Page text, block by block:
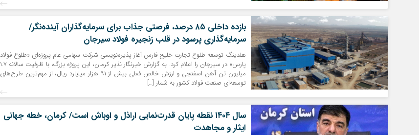
بازده داخلی ۸۵ درصد، فرصتی جذاب برای سرمایه‌گذاران آینده‌نگر/
سرمایه‌گذاری پرسود در قلب زنجیره فولاد سیرجان
هلدینگ توسعه طلوع تجارت خلیج فارس آغاز پذیره‌نویسی شرکت سهامی عام پروژه‌ای «طلوع فولاد
پارس» در سیرجان را اعلام کرد. به گزارش خبرنگار نذیر کرمان، این پروژه بزرگ، با ظرفیت سالانه ۱.۷
میلیون تن آهن اسفنجی و ارزش خالص فعلی بیش از ۹۱ هزار میلیارد ریال، از مهم‌ترین طرح‌های
توسعه‌ای صنعت فولاد کشور به شمار […]
سال ۱۴۰۴ نقطه پایان قدرت‌نمایی اراذل و اوباش است/ کرمان، خطه‌ جهانی
ایثار و مجاهدت